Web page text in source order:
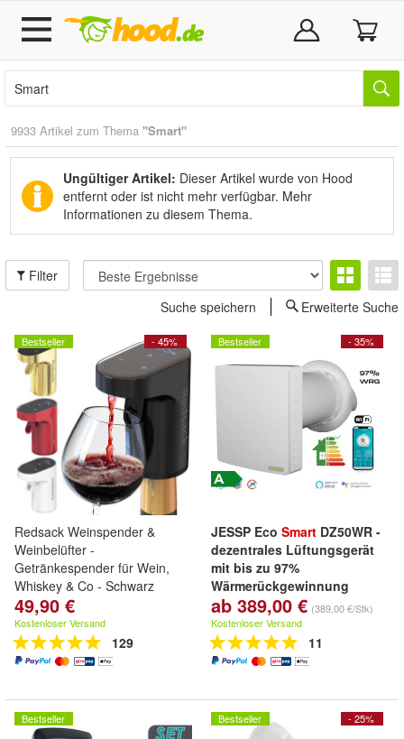
9933 Artikel zum Thema "Smart"
Ungültiger Artikel: Dieser Artikel wurde von Hood
entfernt oder ist nicht mehr verfügbar. Mehr
Informationen zu diesem Thema.
Filter
Suche speichern
Erweiterte Suche
- 45%
Bestseller
Redsack Weinspender &
Weinbelüfter -
Getränkespender für Wein,
Whiskey & Co - Schwarz
49,90 €
Kostenloser Versand
129
- 35%
Bestseller
JESSP Eco Smart DZ50WR -
dezentrales Lüftungsgerät
mit bis zu 97%
Wärmerückgewinnung
App-gesteuerte dezentrale
Wohnraumlüftung mit F7-Filter
& Boost-Funktion
ab 389,00 € (389,00 €/Stk)
Kostenloser Versand
11
Bestseller - 25%
Bestseller